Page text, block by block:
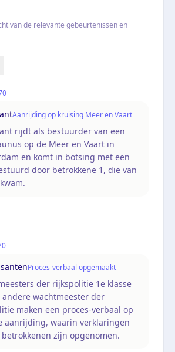
van de relevante gebeurtenissen en
Aanrijding op kruising Meer en Vaart
rijdt als bestuurder van een
op de Meer en Vaart in
en komt in botsing met een
door betrokkene 1, die van
Proces-verbaal opgemaakt
der rijkspolitie 1e klasse
andere wachtmeester der
maken een proces-verbaal op
aanrijding, waarin verklaringen
zijn opgenomen.